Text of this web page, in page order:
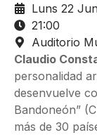
Luns 22
21:00
Auditorio
Claudio
personalidad
desenvuelve
Bandoneón”
más de 30